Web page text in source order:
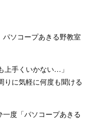
ソコープあきる野教室
上手くいかない…」
りに気軽に何度も聞ける
度「パソコープあきる